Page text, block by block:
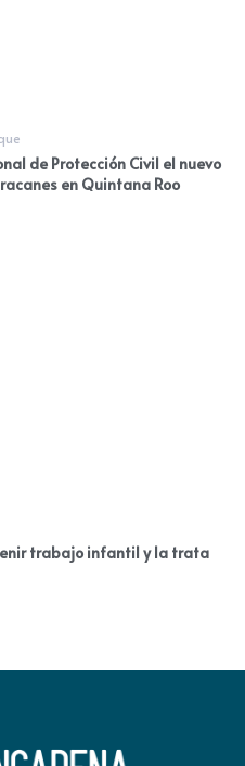
de Protección Civil el nuevo
en Quintana Roo
trabajo infantil y la trata